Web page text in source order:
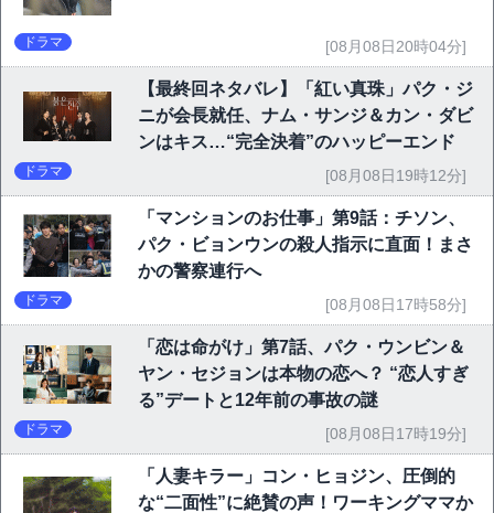
ドラマ [08月08日20時04分]
【最終回ネタバレ】「紅い真珠」パク・ジ
ニが会長就任、ナム・サンジ＆カン・ダビ
ンはキス…“完全決着”のハッピーエンド
ドラマ [08月08日19時12分]
「マンションのお仕事」第9話：チソン、
パク・ビョンウンの殺人指示に直面！まさ
かの警察連行へ
ドラマ [08月08日17時58分]
「恋は命がけ」第7話、パク・ウンビン＆
ヤン・セジョンは本物の恋へ？ “恋人すぎ
る”デートと12年前の事故の謎
ドラマ [08月08日17時19分]
「人妻キラー」コン・ヒョジン、圧倒的
な“二面性”に絶賛の声！ワーキングママか